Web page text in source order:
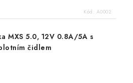
Kód: A0002
MXS 5.0, 12V 0.8A/5A s
čidlem